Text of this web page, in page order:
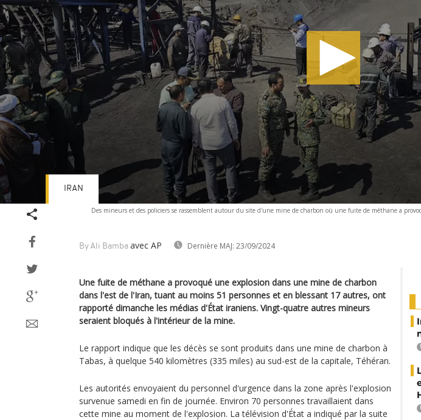
Des mineurs et des policiers se rassemblent autour du site d'une mine de charbon où une fuite de méthane a
By Ali Bamba avec AP Dernière MAJ: 23/09/2024
IRAN
Une fuite de méthane a provoqué une explosion dans une mine de charbon
dans l'est de l'Iran, tuant au moins 51 personnes et en blessant 17 autres, ont
rapporté dimanche les médias d'État iraniens. Vingt-quatre autres mineurs
seraient bloqués à l'intérieur de la mine.
Le rapport indique que les décès se sont produits dans une mine de charbon à
Tabas, à quelque 540 kilomètres (335 miles) au sud-est de la capitale, Téhéran.
Les autorités envoyaient du personnel d'urgence dans la zone après l'explosion
survenue samedi en fin de journée. Environ 70 personnes travaillaient dans
cette mine au moment de l'explosion. La télévision d'État a indiqué par la suite